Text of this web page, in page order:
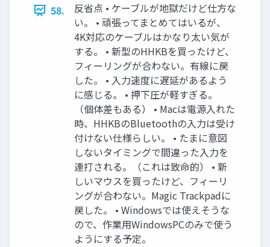
58.
反省点 • ケーブルが地獄だけど仕方な
い。 • 頑張ってまとめてはいるが、
4K対応のケーブルはかなり太い気が
する。 • 新型のHHKBを買ったけど、
フィーリングが合わない。有線に戻
した。 • 入力速度に遅延があるよう
に感じる。 • 押下圧が軽すぎる。
（個体差もある） • Macは電源入れた
時、HHKBのBluetoothの入力は受け
付けない仕様らしい。 • たまに意図
しないタイミングで間違った入力を
連打される。（これは致命的） • 新
しいマウスを買ったけど、フィーリ
ングが合わない。Magic Trackpadに
戻した。 • Windowsでは使えそうな
ので、作業用WindowsPCのみで使う
ようにする予定。